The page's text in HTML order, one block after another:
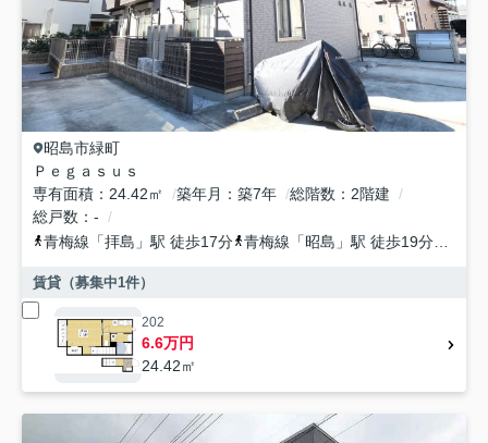
昭島市緑町
Ｐｅｇａｓｕｓ
専有面積
24.42㎡ 築年月 築7年 総階数
2階建
総戸数
-
青梅線 「拝島 」駅 徒歩17分 青梅線 「昭島 」駅 徒歩19分
賃貸（募集中1件）
202
6.6万円
24.42㎡